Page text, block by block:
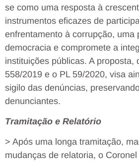
se como uma resposta à
instrumentos eficazes de
enfrentamento à corrupção, uma
democracia e compromete a
instituições públicas. A proposta,
558/2019 e o PL 59/2020, visa
sigilo das denúncias,
denunciantes.
Tramitação e Relatório
> Após uma longa tramitação,
mudanças de relatoria, o